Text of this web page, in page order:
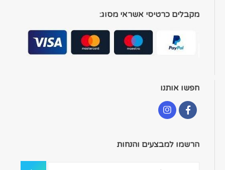
מקבלים כרטיסי אשראי מסוג:
חפשו אותנו
הרשמו למבצעים והנחות